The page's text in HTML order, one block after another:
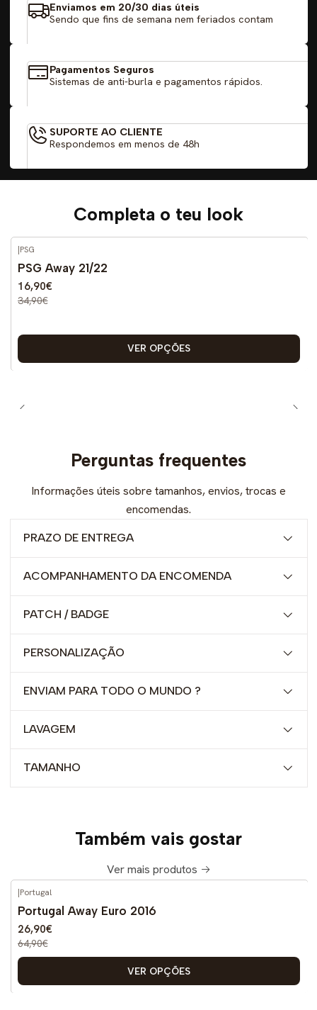
Enviamos em 20/30 dias úteis
Sendo que fins de semana nem feriados contam
Pagamentos Seguros
Sistemas de anti-burla e pagamentos rápidos.
SUPORTE AO CLIENTE
Respondemos em menos de 48h
Completa o teu look
DESCONTO
|PSG
PSG Away 21/22
16,90€
34,90€
VER OPÇÕES
Perguntas frequentes
Informações úteis sobre tamanhos, envios, trocas e
encomendas.
PRAZO DE ENTREGA
ACOMPANHAMENTO DA ENCOMENDA
PATCH / BADGE
PERSONALIZAÇÃO
ENVIAM PARA TODO O MUNDO ?
LAVAGEM
TAMANHO
Também vais gostar
Ver mais produtos
DESCONTO
|Portugal
Portugal Away Euro 2016
26,90€
64,90€
VER OPÇÕES